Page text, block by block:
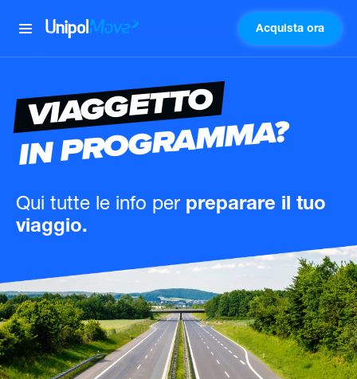
UnipolMove Acquista ora
VIAGGETTO
IN PROGRAMMA?
Qui tutte le info per preparare il tuo
viaggio.